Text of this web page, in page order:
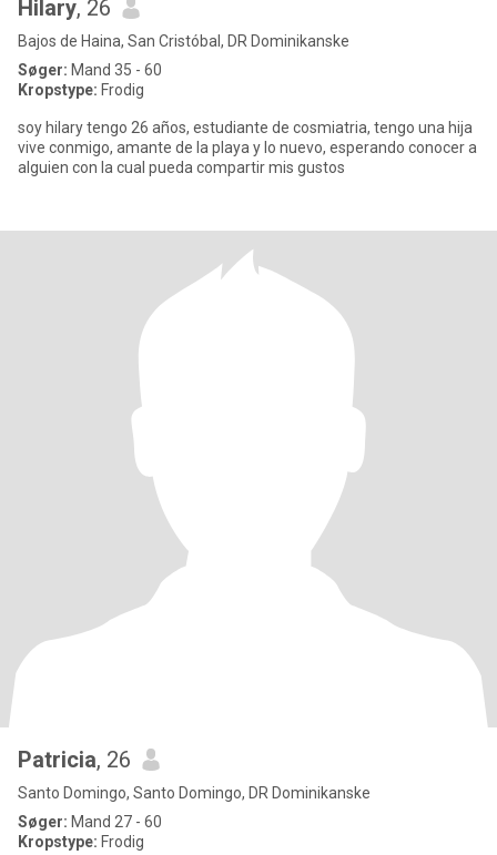
Hilary, 26
Bajos de Haina, San Cristóbal, DR Dominikanske
Søger: Mand 35 - 60
Kropstype: Frodig
soy hilary tengo 26 años, estudiante de cosmiatria, tengo una hija
vive conmigo, amante de la playa y lo nuevo, esperando conocer a
alguien con la cual pueda compartir mis gustos
Patricia, 26
Santo Domingo, Santo Domingo, DR Dominikanske
Søger: Mand 27 - 60
Kropstype: Frodig